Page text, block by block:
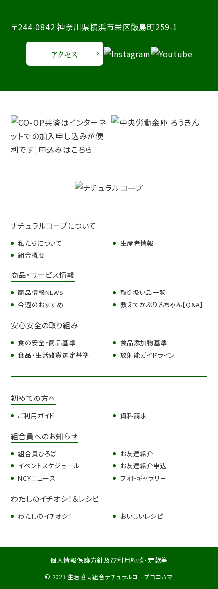
〒244-0842 神奈川県横浜市栄区飯島町259-1
アクセス
ナチュラルコープについて
私たちについて
組合概要
生産者情報
商品・サービス情報
商品情報NEWS
今週のおすすめ
取り扱い品一覧
教えてかぶりんちゃん【Q&A】
安心安全の取り組み
食の安全・商品基準
食品・生活雑貨選定基準
食品添加物基準
放射能ガイドライン
初めての方へ
ご利用ガイド 資料請求
組合員へのお知らせ
組合員ひろば
イベントスケジュール
NCYニュース
お友達紹介
お友達紹介申込
フォトギャラリー
わたしのイチオシ！＆レシピ
わたしのイチオシ！ おいしいレシピ
個人情報保護方針及び利用約款・定款等
© 2023 生活協同組合ナチュラルコープヨコハマ